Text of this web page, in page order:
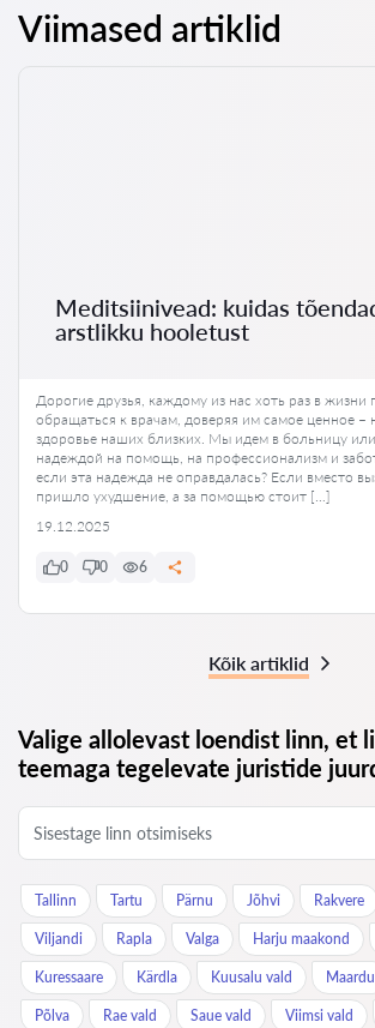
Viimased artiklid
Meditsiinivead: kuidas
arstlikku hooletust
Дорогие друзья, каждому из нас хоть раз в жизни
обращаться к врачам, доверяя им самое ценное –
здоровье наших близких. Мы идем в больницу
надеждой на помощь, на профессионализм и
если эта надежда не оправдалась? Если вместо
пришло ухудшение, а за помощью стоит […]
19.12.2025
0 0 6
Kõik artiklid
Valige allolevast loendist linn, et
teemaga tegelevate juristide
Tallinn Tartu Pärnu Jõhvi Rakvere
Viljandi Rapla Valga Harju maakond
Kuressaare Kärdla Kuusalu vald Maardu
Põlva Rae vald Saue vald Viimsi vald